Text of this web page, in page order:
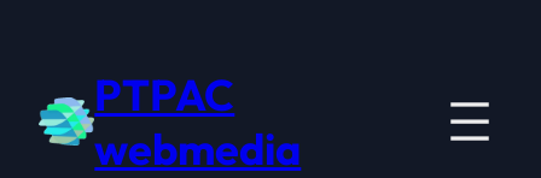
conteúdo
PTPAC
webmedia